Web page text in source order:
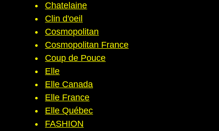
Chatelaine
Clin d'oeil
Cosmopolitan
Cosmopolitan France
Coup de Pouce
Elle
Elle Canada
Elle France
Elle Québec
FASHION